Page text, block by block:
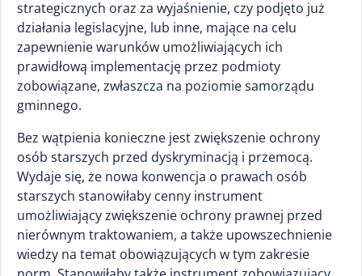
strategicznych oraz za wyjaśnienie, czy podjęto już
działania legislacyjne, lub inne, mające na celu
zapewnienie warunków umożliwiających ich
prawidłową implementację przez podmioty
zobowiązane, zwłaszcza na poziomie samorządu
gminnego.
Bez wątpienia konieczne jest zwiększenie ochrony
osób starszych przed dyskryminacją i przemocą.
Wydaje się, że nowa konwencja o prawach osób
starszych stanowiłaby cenny instrument
umożliwiający zwiększenie ochrony prawnej przed
nierównym traktowaniem, a także upowszechnienie
wiedzy na temat obowiązujących w tym zakresie